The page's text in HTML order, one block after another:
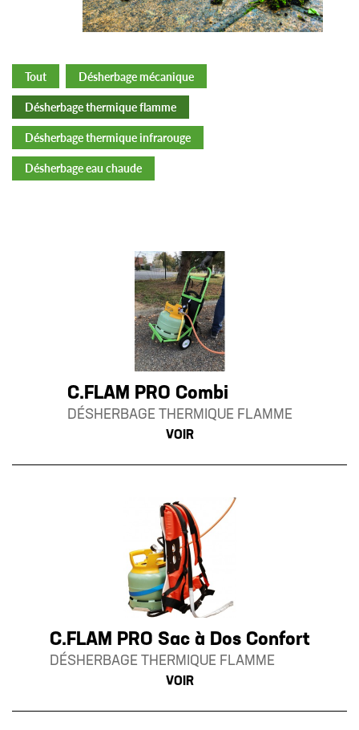
Tout
Désherbage mécanique
Désherbage thermique flamme
Désherbage thermique infrarouge
Désherbage eau chaude
C.FLAM PRO Combi
DÉSHERBAGE THERMIQUE FLAMME
VOIR
C.FLAM PRO Sac à Dos Confort
DÉSHERBAGE THERMIQUE FLAMME
VOIR